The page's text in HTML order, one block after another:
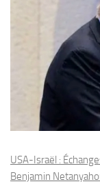
USA-Israël :
Benjamin